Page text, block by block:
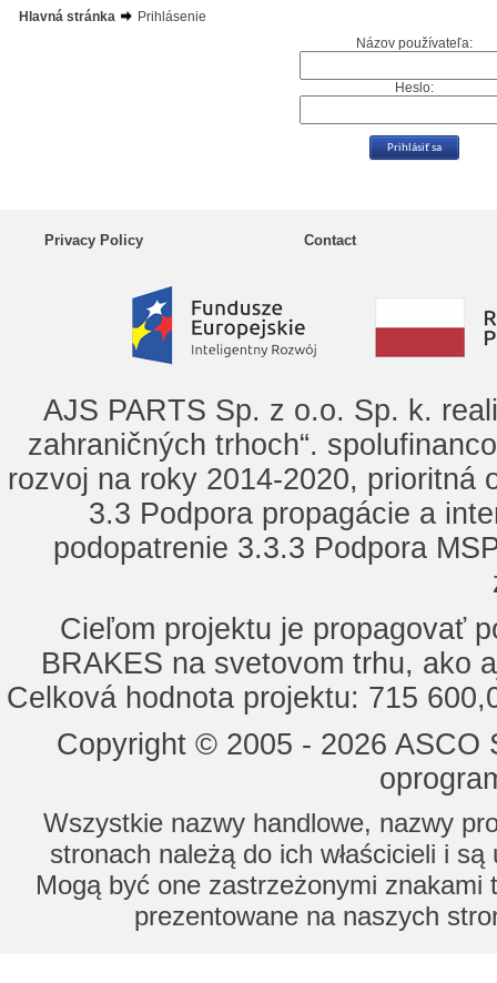
Hlavná stránka
Prihlásenie
Názov používateľa:
Heslo:
Privacy Policy Contact
AJS PARTS Sp. z o.o. Sp. k.
zahraničných trhoch“.
rozvoj na roky 2014-2020, prioritná
3.3 Podpora propagácie a
podopatrenie 3.3.3 Podpora
Cieľom projektu je propagovať
BRAKES na svetovom trhu, ako
Celková hodnota projektu: 715
Copyright © 2005 - 2026
Wszystkie nazwy handlowe, nazwy
stronach należą do ich właścicieli i
Mogą być one zastrzeżonymi znakami
prezentowane na naszych